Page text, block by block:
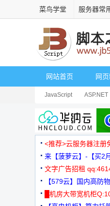
菜鸟学堂 服务器常
网站首页 网
JavaScript ASP.NET
安全相关 网页播放器
<推荐>云服务器注
来【菠萝云】-【买2
文字广告招租
【579云】国内高防
元
█机房大带宽机柜